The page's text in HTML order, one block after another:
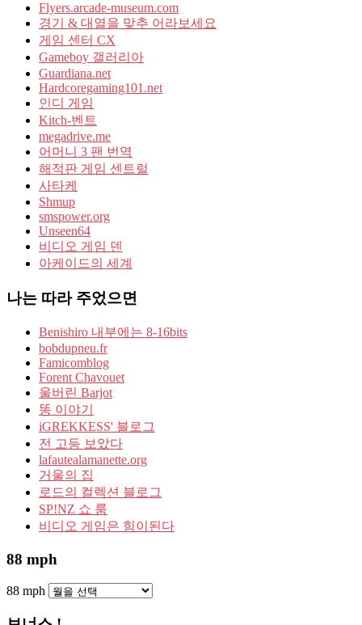
Flyers.arcade-museum.com
경기 & 대열을 맞추 어라보세요
게임 센터 CX
Gameboy 갤러리아
Guardiana.net
Hardcoregaming101.net
인디 게임
Kitch-벤트
megadrive.me
어머니 3 팬 번역
해적판 게임 센트럴
사타케
Shmup
smspower.org
Unseen64
비디오 게임 덴
아케이드의 세계
나는 따라 주었으면
Benishiro 내부에는 8-16bits
bobdupneu.fr
Famicomblog
Forent Chavouet
울버린 Barjot
똥 이야기
iGREKKESS' 블로그
전 고등 보았다
lafautealamanette.org
거울의 집
로드의 컬렉션 블로그
SP!NZ 쇼 룸
비디오 게임은 힘이된다
88 mph
88 mph